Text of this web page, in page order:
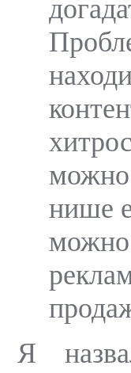
можно
нише
можно
Я